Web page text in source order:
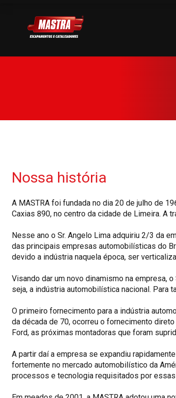
5605542e-eeb1-4767-9547-f6f155565e2e.png
Nossa história
A MASTRA foi fundada no dia 20 de julho de
Caxias 890, no centro da cidade de Limeira. A
Nesse ano o Sr. Angelo Lima adquiriu 2/3 da
das principais empresas automobilísticas do
devido a indústria naquela época, ser
Visando dar um novo dinamismo na empresa,
seja, a indústria automobilística nacional. Para
O primeiro fornecimento para a indústria
da década de 70, ocorreu o fornecimento
Ford, as próximas montadoras que foram
A partir daí a empresa se expandiu
fortemente no mercado automobilístico da
processos e tecnologia requisitados por